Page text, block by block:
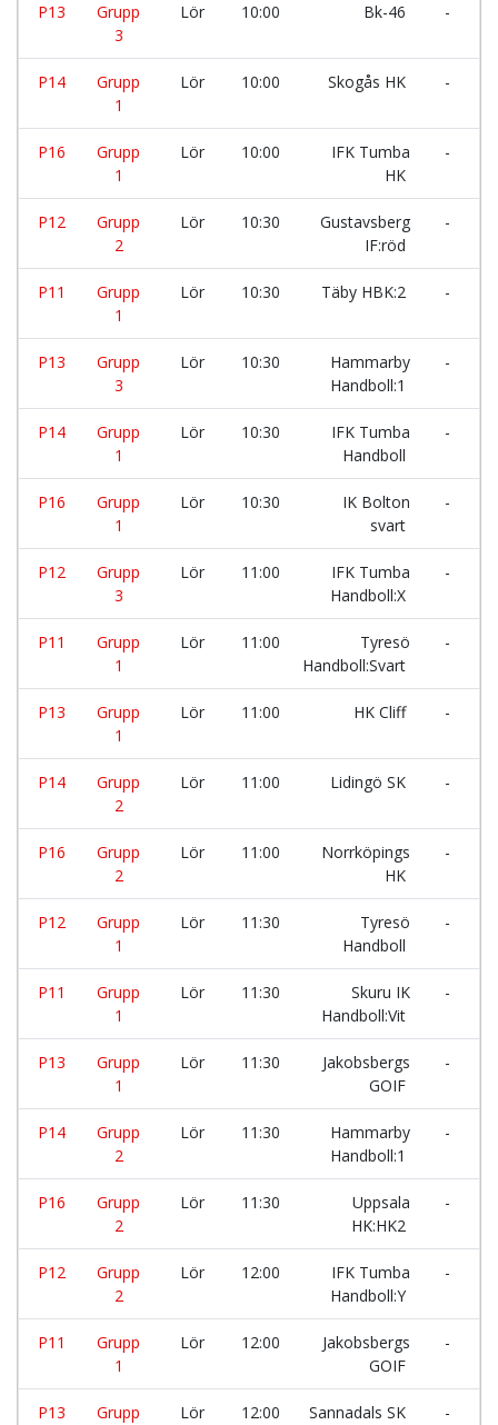
P13
Grupp
3
Lör 10:00 Bk-46 -
P14
Grupp
1
Lör 10:00 Skogås HK -
P16
Grupp
1
Lör 10:00
IFK Tumba
HK
-
P12
Grupp
2
Lör 10:30
Gustavsberg
IF:röd
-
P11
Grupp
1
Lör 10:30 Täby HBK:2 -
P13
Grupp
3
Lör 10:30
Hammarby
Handboll:1
-
P14
Grupp
1
Lör 10:30
IFK Tumba
Handboll
-
P16
Grupp
1
Lör 10:30
IK Bolton
svart
-
P12
Grupp
3
Lör 11:00
IFK Tumba
Handboll:X
-
P11
Grupp
1
Lör 11:00
Tyresö
Handboll:Svart
-
P13
Grupp
1
Lör 11:00 HK Cliff -
P14
Grupp
2
Lör 11:00 Lidingö SK -
P16
Grupp
2
Lör 11:00
Norrköpings
HK
-
P12
Grupp
1
Lör 11:30
Tyresö
Handboll
-
P11
Grupp
1
Lör 11:30
Skuru IK
Handboll:Vit
-
P13
Grupp
1
Lör 11:30
Jakobsbergs
GOIF
-
P14
Grupp
2
Lör 11:30
Hammarby
Handboll:1
-
P16
Grupp
2
Lör 11:30
Uppsala
HK:HK2
-
P12
Grupp
2
Lör 12:00
IFK Tumba
Handboll:Y
-
P11
Grupp
1
Lör 12:00
Jakobsbergs
GOIF
-
P13 Grupp Lör 12:00 Sannadals SK -